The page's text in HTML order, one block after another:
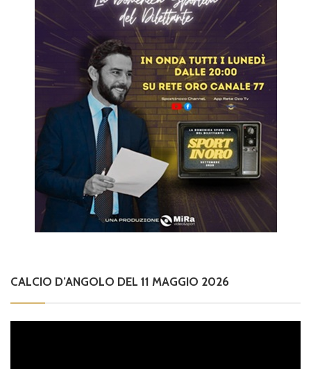
CALCIO D’ANGOLO DEL 11 MAGGIO 2026